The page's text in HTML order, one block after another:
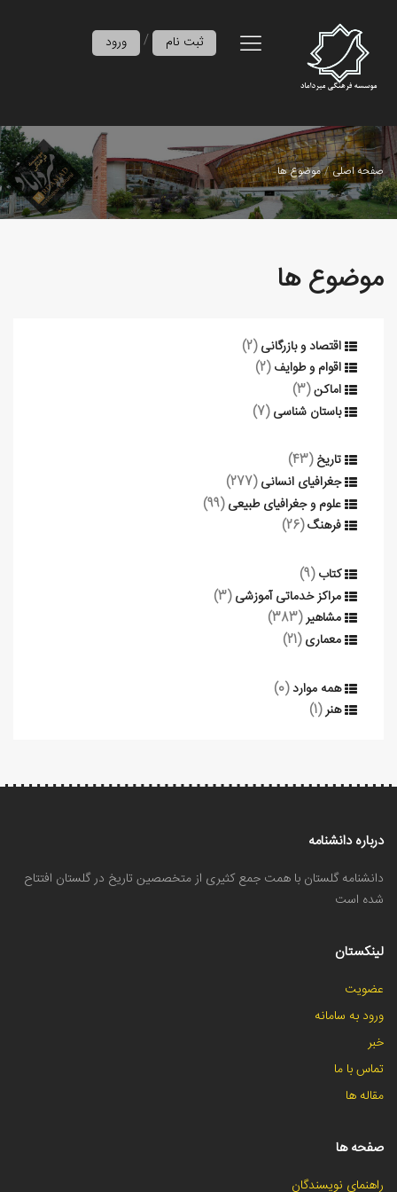
ورود / ثبت نام
صفحه اصلی موضوع ها
موضوع ها
اقتصاد و بازرگانی (2)
اقوام و طوایف (2)
اماکن(3)
باستان شناسی (7)
تاریخ (43)
جغرافیای انسانی (277)
علوم و جغرافیای طبیعی (99)
فرهنگ(26)
کتاب (9)
مراکز خدماتی آموزشی (3)
مشاهیر(383)
معماری (21)
همه موارد (0)
هنر(1)
درباره دانشنامه
دانشنامه گلستان با همت جمع کثیری از متخصصین تاریخ در گلستان افتتاح
شده است
لینکستان
عضویت
ورود به سامانه
خبر
تماس با ما
مقاله ها
صفحه ها
راهنمای نویسندگان